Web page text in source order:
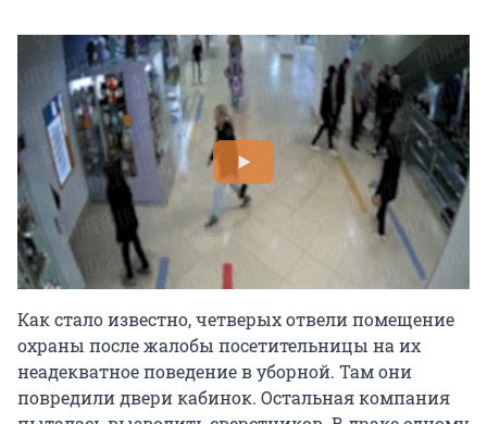
Как стало известно, четверых отвели помещение
охраны после жалобы посетительницы на их
неадекватное поведение в уборной. Там они
повредили двери кабинок. Остальная компания